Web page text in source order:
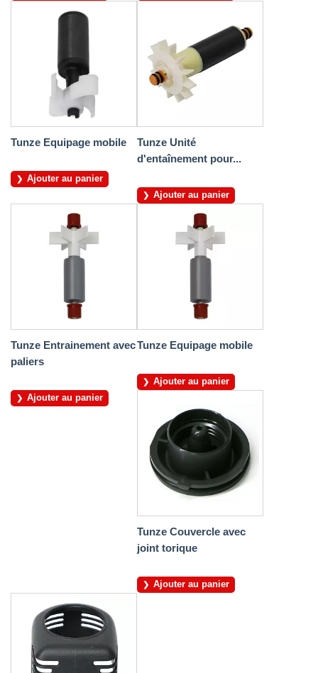
Tunze Equipage mobile
Ajouter au panier
Tunze Unité
d'entaînement pour...
Ajouter au panier
Tunze Entrainement avec
paliers
Ajouter au panier
Tunze Equipage mobile
Ajouter au panier
Tunze Couvercle avec
joint torique
Ajouter au panier